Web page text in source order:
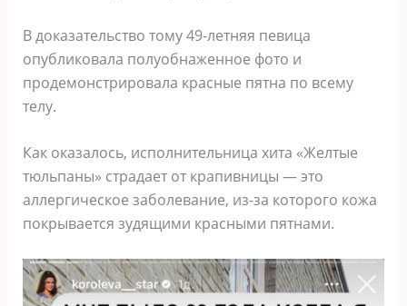
В доказательство тому 49-летняя певица
опубликовала полуобнаженное фото и
продемонстрировала красные пятна по всему
телу.
Как оказалось, исполнительница хита «Желтые
тюльпаны» страдает от крапивницы — это
аллергическое заболевание, из-за которого кожа
покрывается зудящими красными пятнами.